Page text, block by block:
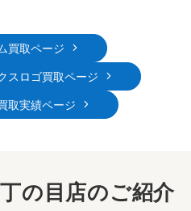
買取ページ
スロゴ買取ページ
取実績ページ
の目店のご紹介